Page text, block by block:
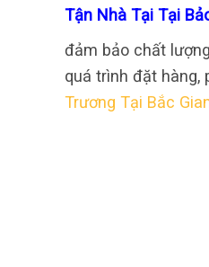
Tận Nhà Tại Tại
đảm bảo chất
quá trình đặt hàng,
Trương Tại Bắc